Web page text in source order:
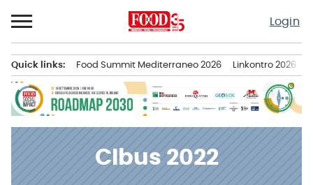
al
contenuto
Login
principale
Quick links: Food Summit Mediterraneo 2026 Linkontro 2026
CIbus 2022